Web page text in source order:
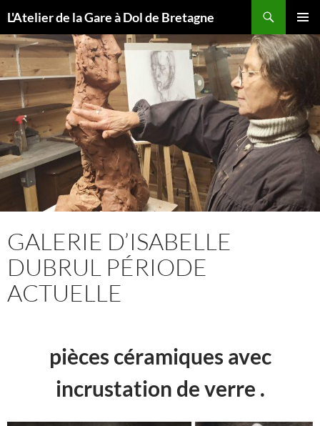
au
contenu
L'Atelier de la Gare à Dol de Bretagne
MENU
GALERIE D’ISABELLE
DUBRUL PÉRIODE
ACTUELLE
pièces céramiques avec
incrustation de verre .